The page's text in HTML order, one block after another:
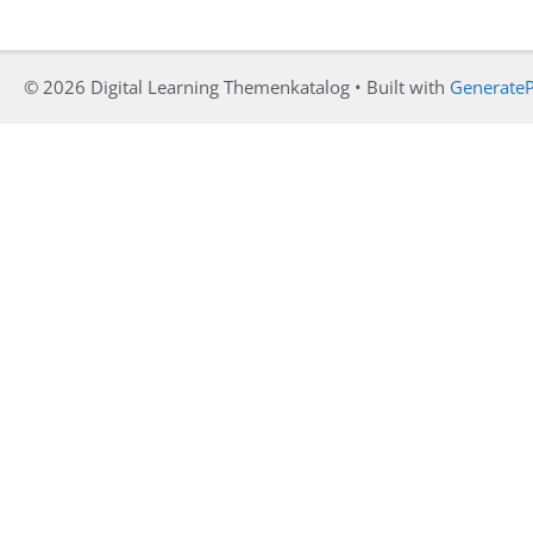
© 2026 Digital Learning Themenkatalog • Built with